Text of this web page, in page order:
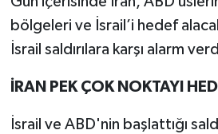
bölgeleri ve İsrail’i hedef
İsrail saldırılara karşı alarm
İRAN PEK ÇOK NOKTAYI
İsrail ve ABD'nin başlattığı